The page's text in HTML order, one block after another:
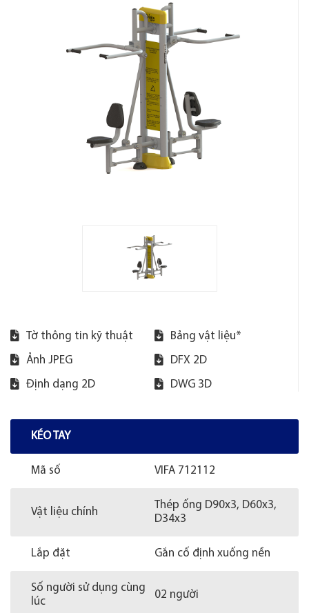
Tờ thông tin kỹ thuật Bảng vật liệu*
Ảnh JPEG DFX 2D
Định dạng 2D DWG 3D
KÉO TAY
Mã số VIFA 712112
Vật liệu chính
Thép ống D90x3, D60x3,
D34x3
Lắp đặt Gắn cố định xuống nền
Số người sử dụng cùng
lúc
02 người